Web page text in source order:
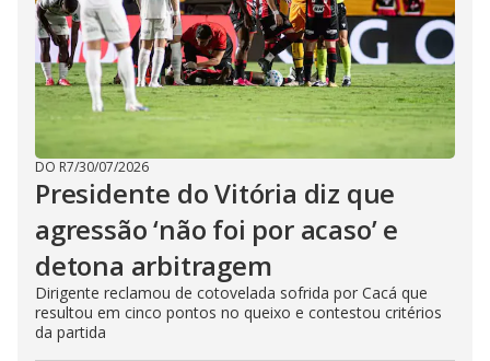
DO R7/30/07/2026
Presidente do Vitória diz que
agressão ‘não foi por acaso’ e
detona arbitragem
Dirigente reclamou de cotovelada sofrida por Cacá que
resultou em cinco pontos no queixo e contestou critérios
da partida